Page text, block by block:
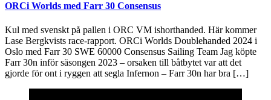
ORCi Worlds med Farr 30 Consensus
Kul med svenskt på pallen i ORC VM ishorthanded. Här kommer
Lase Bergkvists race-rapport. ORCi Worlds Doublehanded 2024 i
Oslo med Farr 30 SWE 60000 Consensus Sailing Team Jag köpte
Farr 30n inför säsongen 2023 – orsaken till båtbytet var att det
gjorde för ont i ryggen att segla Infernon – Farr 30n har bra […]